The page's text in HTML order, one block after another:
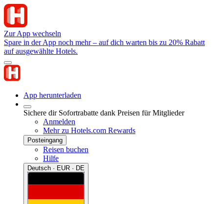
Zur App wechseln
Spare in der App noch mehr – auf dich warten bis zu 20% Rabatt
auf ausgewählte Hotels.
App herunterladen
Sichere dir Sofortrabatte dank Preisen für Mitglieder
Anmelden
Mehr zu Hotels.com Rewards
Posteingang
Reisen buchen
Hilfe
Deutsch · EUR · DE